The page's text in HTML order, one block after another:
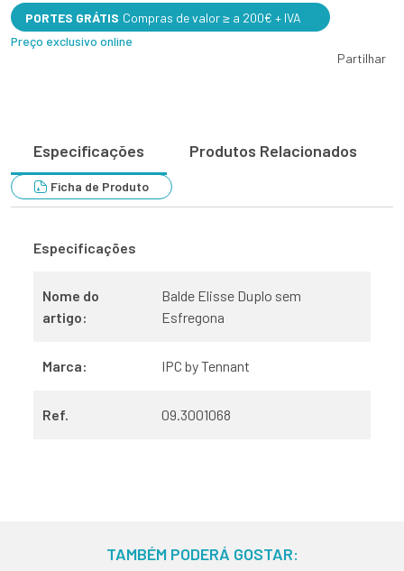
PORTES GRÁTIS Compras de valor ≥ a 200€ + IVA
Preço exclusivo online
Partilhar
Especificações Produtos Relacionados
Ficha de Produto
Especificações
Nome do
artigo:
Balde Elisse Duplo sem
Esfregona
Marca: IPC by Tennant
Ref. 09.3001068
TAMBÉM PODERÁ GOSTAR: